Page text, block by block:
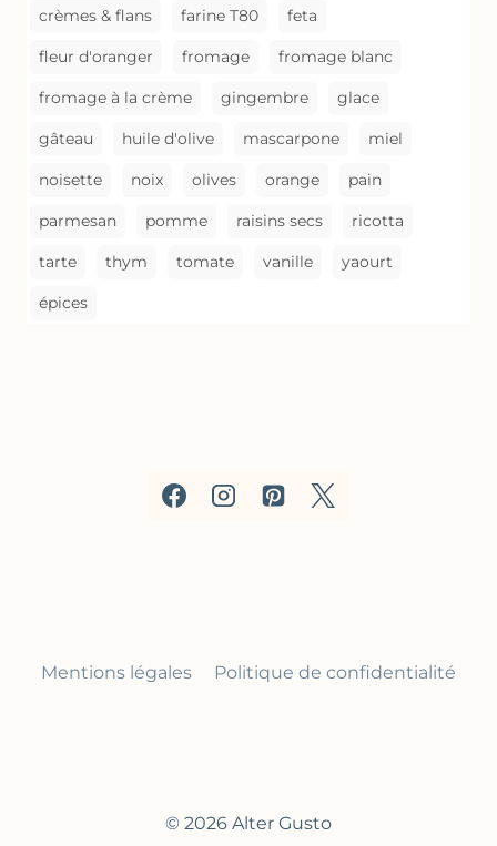
crèmes & flans farine T80 feta
fleur d'oranger fromage fromage blanc
fromage à la crème gingembre glace
gâteau huile d'olive mascarpone miel
noisette noix olives orange pain
parmesan pomme raisins secs ricotta
tarte thym tomate vanille yaourt
épices
Mentions légales Politique de confidentialité
© 2026 Alter Gusto